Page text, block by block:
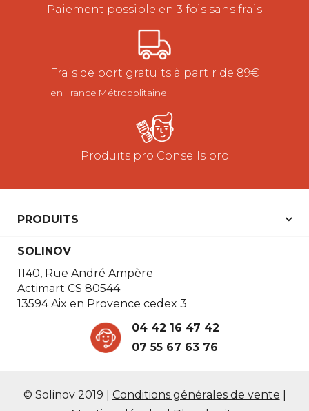
Paiement possible en 3 fois sans frais
Frais de port gratuits à partir de 89€
en France Métropolitaine
Produits pro Conseils pro
PRODUITS
SOLINOV
1140, Rue André Ampère
Actimart CS 80544
13594 Aix en Provence cedex 3
04 42 16 47 42
07 55 67 63 76
© Solinov 2019 Conditions générales de vente